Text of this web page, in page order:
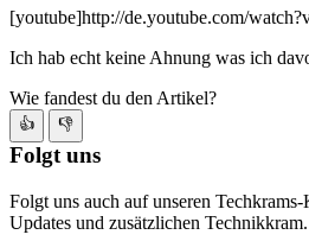
[youtube]http://de.youtube.com/
Ich hab echt keine Ahnung was ich
Wie fandest du den Artikel?
👍 👎
Folgt uns
Folgt uns auch auf unseren Techkrams-
Updates und zusätzlichen Technikkram.